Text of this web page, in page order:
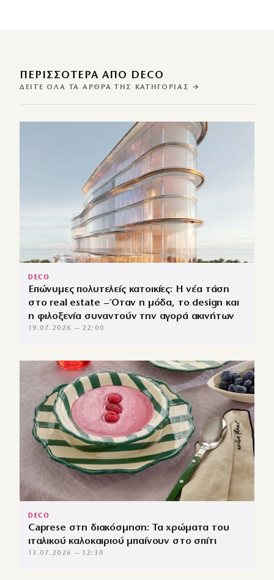
ΠΕΡΙΣΣΌΤΕΡΑ ΑΠΌ DECO
ΔΕΊΤΕ ΌΛΑ ΤΑ ΆΡΘΡΑ ΤΗΣ ΚΑΤΗΓΟΡΊΑΣ →
DECO
Επώνυμες πολυτελείς κατοικίες: Η νέα τάση
στο real estate – Όταν η μόδα, το design και
η φιλοξενία συναντούν την αγορά ακινήτων
19.07.2026 — 22:00
DECO
Caprese στη διακόσμηση: Τα χρώματα του
ιταλικού καλοκαιριού μπαίνουν στο σπίτι
13.07.2026 — 12:30